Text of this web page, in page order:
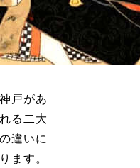
戸があ
る二大
違いに
ます。